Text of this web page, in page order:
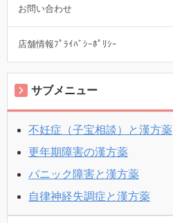
お問い合わせ
店舗情報ﾌﾟﾗｲﾊﾞｼｰﾎﾟﾘｼｰ
サブメニュー
不妊症（子宝相談）と漢方薬
更年期障害の漢方薬
パニック障害と漢方薬
自律神経失調症と漢方薬